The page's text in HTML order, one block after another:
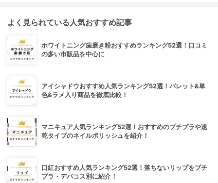
よく見られている人気おすすめ記事
ホワイトニング歯磨き粉おすすめランキング52選！口コミ
の多い市販品を中心に
アイシャドウおすすめ人気ランキング52選！パレット&単
色&ラメ入り商品を徹底比較！
マニキュア人気ランキング52選！おすすめのプチプラや速
乾タイプのネイルポリッシュを紹介！
口紅おすすめ人気ランキング52選！落ちないリップをプチ
プラ・デパコス別に紹介！